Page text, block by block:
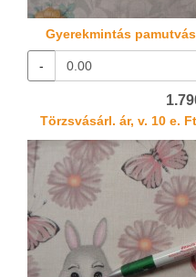
Gyerekmintás
-
Törzsvásárl. ár, v. 10 e.